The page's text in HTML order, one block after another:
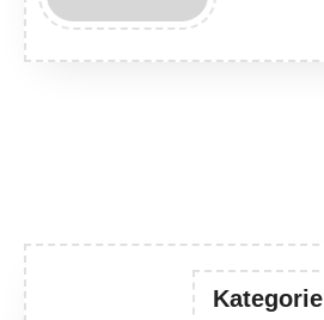
MORE
Kategorie